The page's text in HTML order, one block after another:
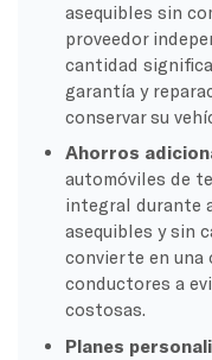
asequibles sin
proveedor
cantidad
garantía y
conservar su
Ahorros
automóviles de
integral durante
asequibles y sin
convierte en una
conductores a
costosas.
Planes